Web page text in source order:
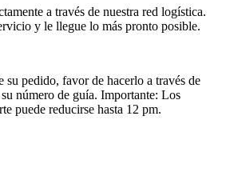
a través de nuestra red logística.
y le llegue lo más pronto posible.
su pedido, favor de hacerlo a través de
número de guía. Importante: Los
puede reducirse hasta 12 pm.